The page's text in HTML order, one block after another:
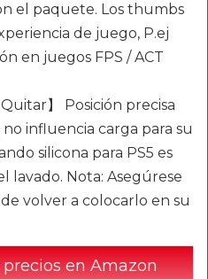
el paquete. Los thumbs
de juego, P.ej
en juegos FPS / ACT
】 Posición precisa
influencia carga para su
silicona para PS5 es
lavado. Nota: Asegúrese
volver a colocarlo en su
en Amazon